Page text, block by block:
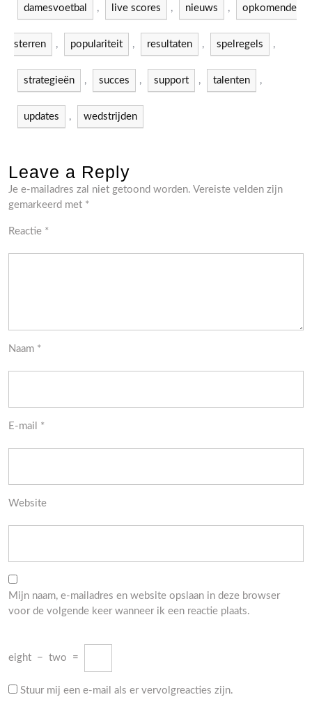
damesvoetbal , live scores , nieuws , opkomende
sterren , populariteit , resultaten , spelregels ,
strategieën , succes , support , talenten ,
updates , wedstrijden
Leave a Reply
Je e-mailadres zal niet getoond worden. Vereiste velden zijn
gemarkeerd met *
Reactie *
Naam *
E-mail *
Website
Mijn naam, e-mailadres en website opslaan in deze browser
voor de volgende keer wanneer ik een reactie plaats.
eight − two =
Stuur mij een e-mail als er vervolgreacties zijn.